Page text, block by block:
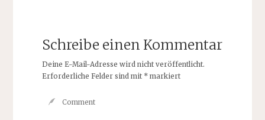
Schreibe einen Kommentar
Deine E-Mail-Adresse wird nicht veröffentlicht.
Erforderliche Felder sind mit *markiert